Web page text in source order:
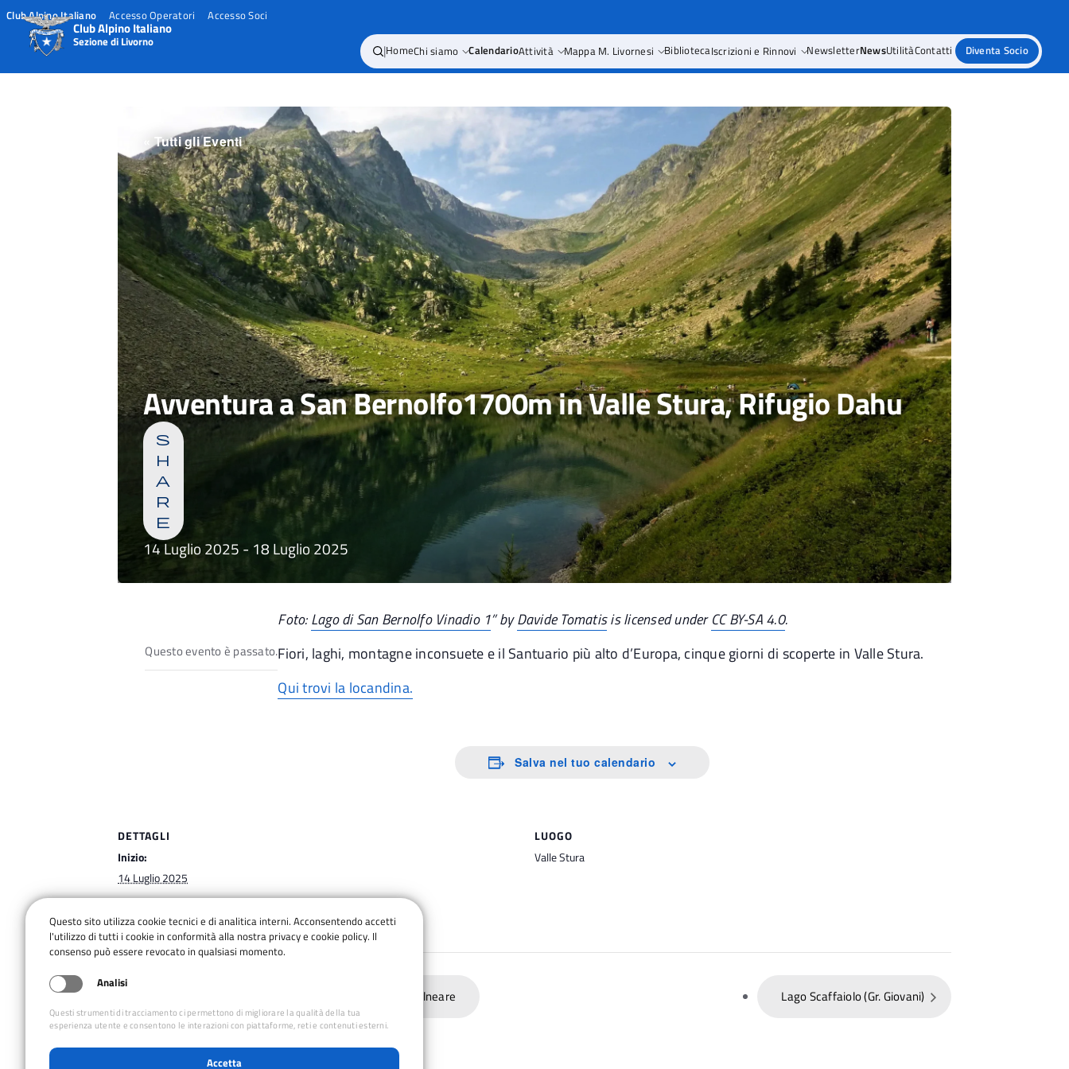
Club Alpino Italiano Accesso Operatori Accesso Soci
Club Alpino Italiano
Sezione di Livorno |HomeChi siamo CalendarioAttività Mappa M. Livornesi BibliotecaIscrizioni e Rinnovi NewsletterNewsUtilitàContatti Diventa Socio
« Tutti gli Eventi
Avventura a San Bernolfo1700m in Valle Stura, Rifugio Dahu
s
h
a
r
e
14 Luglio 2025 - 18 Luglio 2025
Questo evento è passato.
Foto:Lago di San Bernolfo Vinadio 1” byDavide Tomatisis licensed underCC BY-SA 4.0.
Fiori, laghi, montagne inconsuete e il Santuario più alto d’Europa, cinque giorni di scoperte in Valle Stura.
Qui trovi la locandina.
Salva nel tuo calendario
DETTAGLI
Inizio:
14 Luglio 2025
18 Luglio 2025
LUOGO
Valle Stura
Discesa nell’Alveo del Torrente Pavone: Escursione Balneare Lago Scaffaiolo (Gr. Giovani)
Questo sito utilizza cookie tecnici e di analitica interni. Acconsentendo accetti
l'utilizzo di tutti i cookie in conformità alla nostra privacy e cookie policy. Il
consenso può essere revocato in qualsiasi momento.
Analisi
Questi strumenti di tracciamento ci permettono di migliorare la qualità della tua
esperienza utente e consentono le interazioni con piattaforme, reti e contenuti esterni.
Accetta